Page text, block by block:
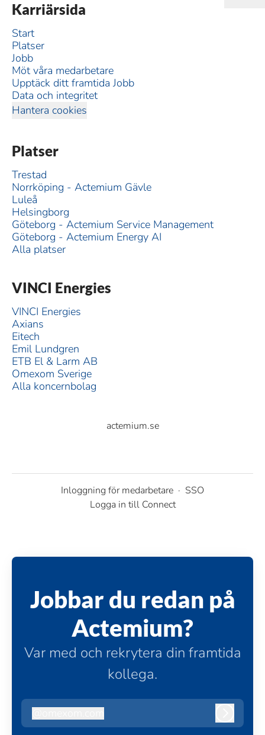
Karriärsida
Start
Platser
Jobb
Möt våra medarbetare
Upptäck ditt framtida Jobb
Data och integritet
Hantera cookies
Platser
Trestad
Norrköping - Actemium Gävle
Luleå
Helsingborg
Göteborg - Actemium Service Management
Göteborg - Actemium Energy AI
Alla platser
VINCI Energies
VINCI Energies
Axians
Eitech
Emil Lundgren
ETB El & Larm AB
Omexom Sverige
Alla koncernbolag
actemium.se
Inloggning för medarbetare · SSO
Logga in till Connect
Jobbar du redan på
Actemium?
Var med och rekrytera din framtida
kollega.
omexom.com